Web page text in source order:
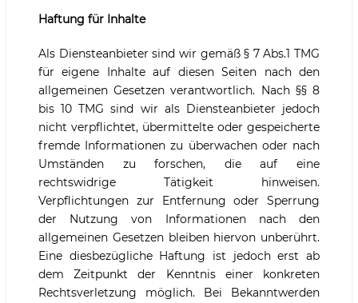
Haftung für Inhalte
Als Diensteanbieter sind wir gemäß § 7 Abs.1 TMG
für eigene Inhalte auf diesen Seiten nach den
allgemeinen Gesetzen verantwortlich. Nach §§ 8
bis 10 TMG sind wir als Diensteanbieter jedoch
nicht verpflichtet, übermittelte oder gespeicherte
fremde Informationen zu überwachen oder nach
Umständen zu forschen, die auf eine
rechtswidrige Tätigkeit hinweisen.
Verpflichtungen zur Entfernung oder Sperrung
der Nutzung von Informationen nach den
allgemeinen Gesetzen bleiben hiervon unberührt.
Eine diesbezügliche Haftung ist jedoch erst ab
dem Zeitpunkt der Kenntnis einer konkreten
Rechtsverletzung möglich. Bei Bekanntwerden